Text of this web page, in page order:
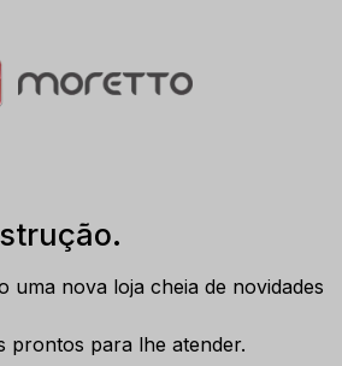
uma nova loja cheia de novidades
prontos para lhe atender.